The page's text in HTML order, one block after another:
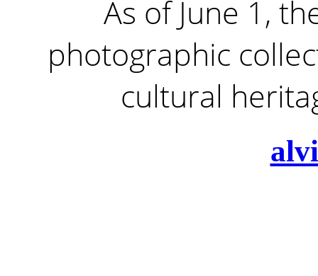
As of June 1,
photographic
cultural